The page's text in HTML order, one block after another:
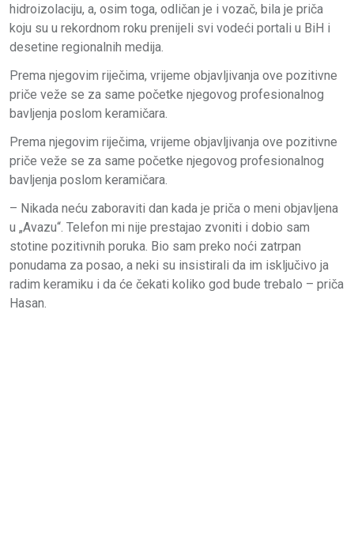
hidroizolaciju, a, osim toga, odličan je i vozač, bila je priča
koju su u rekordnom roku prenijeli svi vodeći portali u BiH i
desetine regionalnih medija.
Prema njegovim riječima, vrijeme objavljivanja ove pozitivne
priče veže se za same početke njegovog profesionalnog
bavljenja poslom keramičara.
Prema njegovim riječima, vrijeme objavljivanja ove pozitivne
priče veže se za same početke njegovog profesionalnog
bavljenja poslom keramičara.
– Nikada neću zaboraviti dan kada je priča o meni objavljena
u „Avazu“. Telefon mi nije prestajao zvoniti i dobio sam
stotine pozitivnih poruka. Bio sam preko noći zatrpan
ponudama za posao, a neki su insistirali da im isključivo ja
radim keramiku i da će čekati koliko god bude trebalo – priča
Hasan.